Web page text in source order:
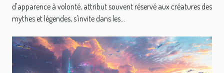
d'apparence à volonté, attribut souvent réservé aux créatures des
mythes et légendes, s'invite dans les...